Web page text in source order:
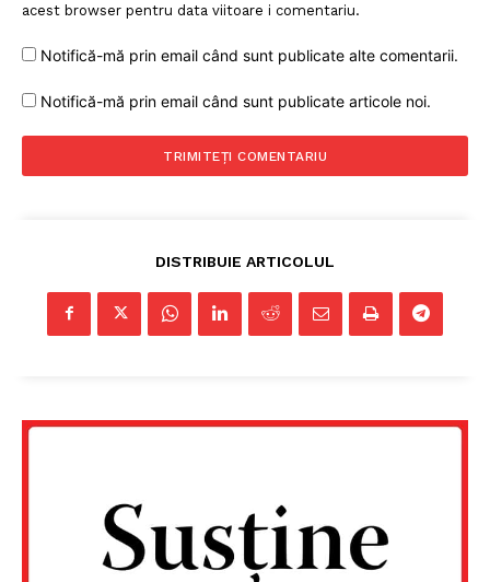
acest browser pentru data viitoare i comentariu.
Notifică-mă prin email când sunt publicate alte comentarii.
Notifică-mă prin email când sunt publicate articole noi.
DISTRIBUIE ARTICOLUL